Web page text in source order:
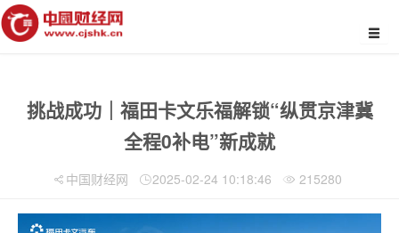
挑战成功｜福田卡文乐福解锁“纵贯京津冀
全程0补电”新成就
中国财经网 2025-02-24 10:18:46 215280